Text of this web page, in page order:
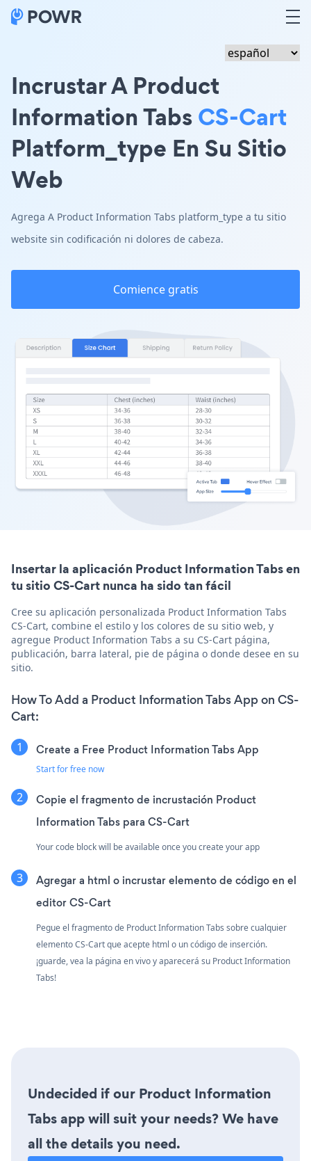
Incrustar A Product
Information TabsCS-Cart
Platform_type En Su Sitio
Web
Agrega A Product Information Tabs platform_type a tu sitio
website sin codificación ni dolores de cabeza.
Comience gratis
Insertar la aplicación Product Information Tabs en
tu sitio CS-Cart nunca ha sido tan fácil
Cree su aplicación personalizada Product Information Tabs
CS-Cart, combine el estilo y los colores de su sitio web, y
agregue Product Information Tabs a su CS-Cart página,
publicación, barra lateral, pie de página o donde desee en su
sitio.
How To Add a Product Information Tabs App on CS-
Cart:
Create a Free Product Information Tabs App
Start for free now
Copie el fragmento de incrustación Product
Information Tabs para CS-Cart
Your code block will be available once you create your app
Agregar a html o incrustar elemento de código en el
editor CS-Cart
Pegue el fragmento de Product Information Tabs sobre cualquier
elemento CS-Cart que acepte html o un código de inserción.
¡guarde, vea la página en vivo y aparecerá su Product Information
Tabs!
Undecided if our Product Information
Tabs app will suit your needs? We have
all the details you need.